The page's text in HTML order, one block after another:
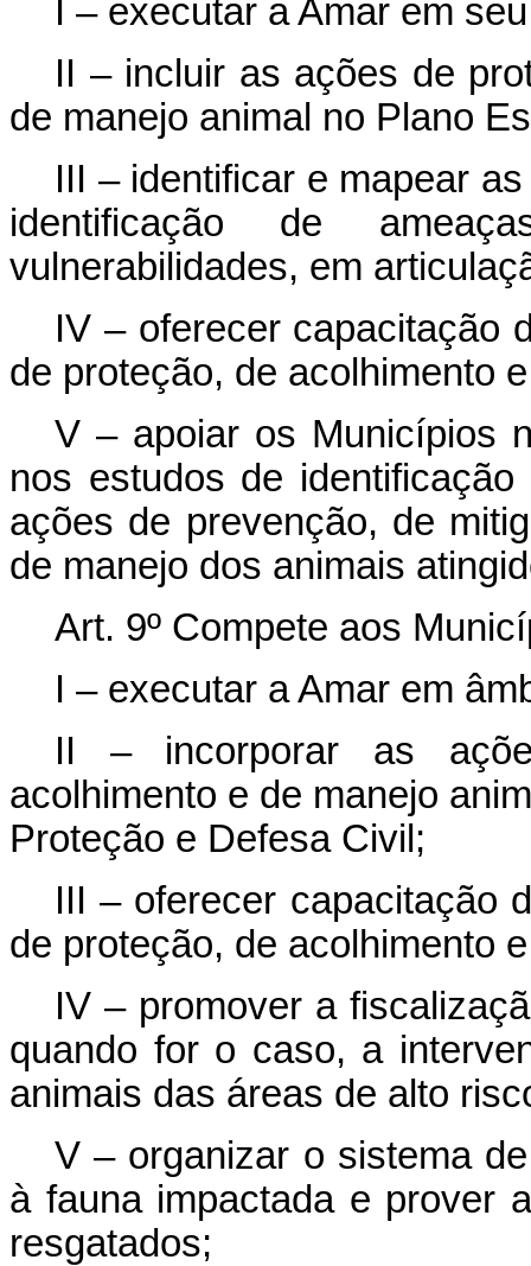
I – executar a Amar em
II – incluir as ações de
de manejo animal no Plano
III – identificar e mapear
identificação de
vulnerabilidades, em
IV – oferecer capacitação
de proteção, de acolhimento
V – apoiar os Municípios
nos estudos de
ações de prevenção, de
de manejo dos animais
Art. 9º Compete aos
I – executar a Amar em
II – incorporar as
acolhimento e de manejo
Proteção e Defesa Civil;
III – oferecer capacitação
de proteção, de acolhimento
IV – promover a
quando for o caso, a
animais das áreas de alto
V – organizar o sistema
à fauna impactada e prover
resgatados;